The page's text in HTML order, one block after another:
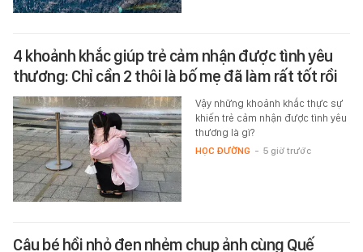
4 khoảnh khắc giúp trẻ cảm nhận được tình yêu
thương: Chỉ cần 2 thôi là bố mẹ đã làm rất tốt rồi
Vậy những khoảnh khắc thực sự
khiến trẻ cảm nhận được tình yêu
thương là gì?
HỌC ĐƯỜNG - 5 giờ trước
Cậu bé hồi nhỏ đen nhẻm chụp ảnh cùng Quế